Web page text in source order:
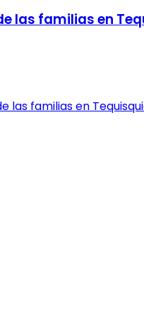
las familias en
las familias en